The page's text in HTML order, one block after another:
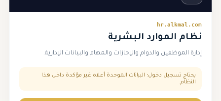
hr.alkmal.com
نظام الموارد البشرية
إدارة الموظفين والدوام والإجازات والمهام والبيانات الإدارية.
يحتاج تسجيل دخول؛ البيانات الموحدة أعلاه غير مؤكدة داخل هذا
النظام.